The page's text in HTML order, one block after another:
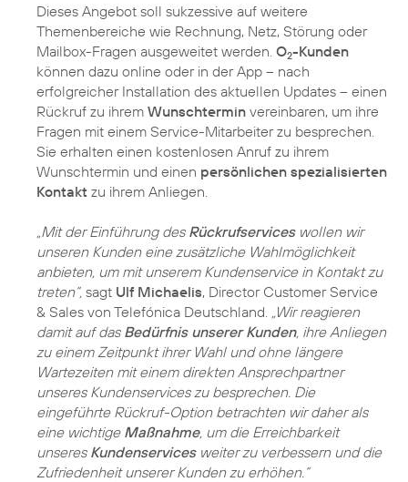
Dieses Angebot soll sukzessive auf weitere
Themenbereiche wie Rechnung, Netz, Störung oder
Mailbox-Fragen ausgeweitet werden. O2-Kunden
können dazu online oder in der App – nach
erfolgreicher Installation des aktuellen Updates – einen
Rückruf zu ihrem Wunschtermin vereinbaren, um ihre
Fragen mit einem Service-Mitarbeiter zu besprechen.
Sie erhalten einen kostenlosen Anruf zu ihrem
Wunschtermin und einen persönlichen spezialisierten
Kontakt zu ihrem Anliegen.
„Mit der Einführung des Rückrufserviceswollen wir
unseren Kunden eine zusätzliche Wahlmöglichkeit
anbieten, um mit unserem Kundenservice in Kontakt zu
treten“, sagt Ulf Michaelis, Director Customer Service
& Sales von Telefónica Deutschland.
„Wir reagieren
damit auf das Bedürfnis unserer Kunden, ihre Anliegen
zu einem Zeitpunkt ihrer Wahl und ohne längere
Wartezeiten mit einem direkten Ansprechpartner
unseres Kundenservices zu besprechen. Die
eingeführte Rückruf-Option betrachten wir daher als
eine wichtige Maßnahme, um die Erreichbarkeit
unseres Kundenservicesweiter zu verbessern und die
Zufriedenheit unserer Kunden zu erhöhen.“